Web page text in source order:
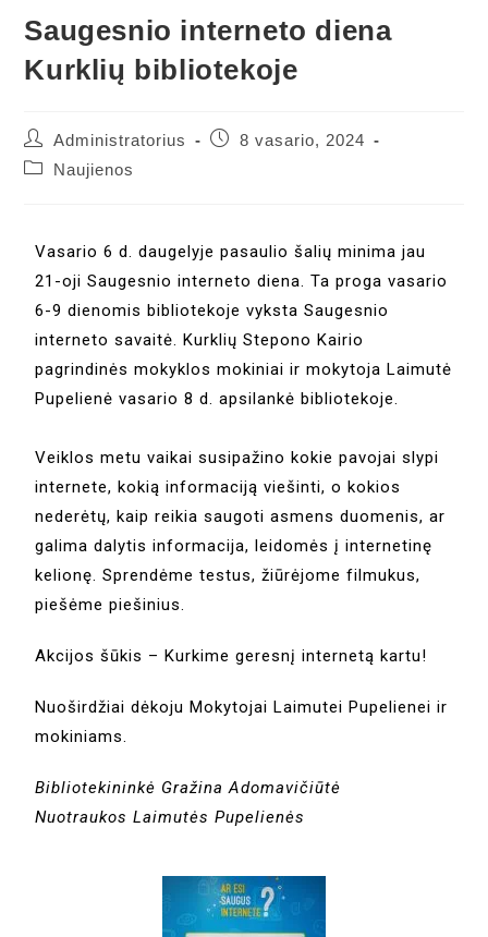
Saugesnio interneto diena
Kurklių bibliotekoje
Administratorius
8 vasario, 2024
Naujienos
Vasario 6 d. daugelyje pasaulio šalių minima jau
21-oji Saugesnio interneto diena. Ta proga vasario
6-9 dienomis bibliotekoje vyksta Saugesnio
interneto savaitė. Kurklių Stepono Kairio
pagrindinės mokyklos mokiniai ir mokytoja Laimutė
Pupelienė vasario 8 d. apsilankė bibliotekoje.
Veiklos metu vaikai susipažino kokie pavojai slypi
internete, kokią informaciją viešinti, o kokios
nederėtų, kaip reikia saugoti asmens duomenis, ar
galima dalytis informacija, leidomės į internetinę
kelionę. Sprendėme testus, žiūrėjome filmukus,
piešėme piešinius.
Akcijos šūkis – Kurkime geresnį internetą kartu!
Nuoširdžiai dėkoju Mokytojai Laimutei Pupelienei ir
mokiniams.
Bibliotekininkė Gražina Adomavičiūtė
Nuotraukos Laimutės Pupelienės